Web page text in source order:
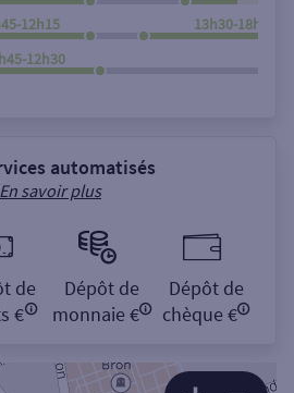
12h15 13h30-18h00
12h30
automatisés
En savoir plus
de
€
Dépôt de
monnaie €
Dépôt de
chèque €